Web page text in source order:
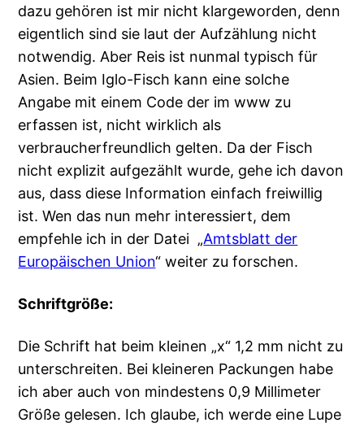
dazu gehören ist mir nicht klargeworden, denn
eigentlich sind sie laut der Aufzählung nicht
notwendig. Aber Reis ist nunmal typisch für
Asien. Beim Iglo-Fisch kann eine solche
Angabe mit einem Code der im www zu
erfassen ist, nicht wirklich als
verbraucherfreundlich gelten. Da der Fisch
nicht explizit aufgezählt wurde, gehe ich davon
aus, dass diese Information einfach freiwillig
ist. Wen das nun mehr interessiert, dem
empfehle ich in der Datei „Amtsblatt der
Europäischen Union“ weiter zu forschen.
Schriftgröße:
Die Schrift hat beim kleinen „x“ 1,2 mm nicht zu
unterschreiten. Bei kleineren Packungen habe
ich aber auch von mindestens 0,9 Millimeter
Größe gelesen. Ich glaube, ich werde eine Lupe